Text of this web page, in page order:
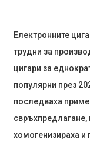
Електронните
трудни за
цигари за
популярни през
последваха
хомогенизираха и